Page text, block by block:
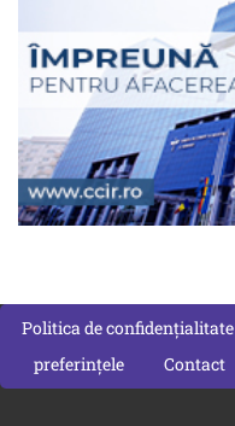
Politica de confidențialitate
preferințele
Contact